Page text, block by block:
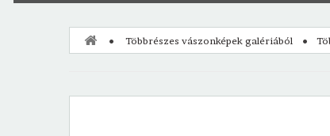
Többrészes vászonképek galériából